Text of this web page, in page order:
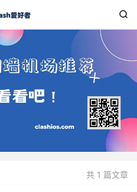

共 1 篇文章